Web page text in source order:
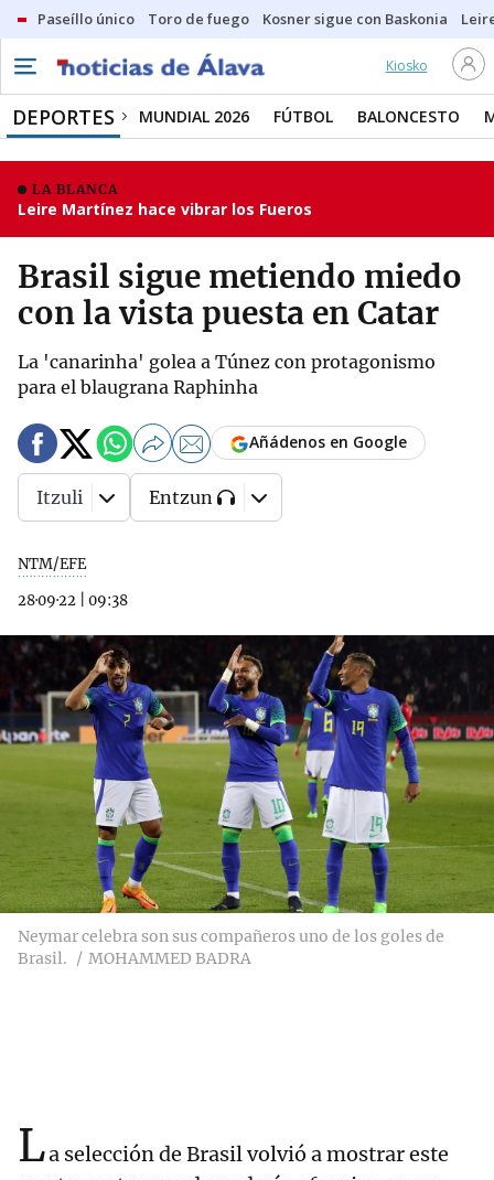
Paseíllo único Toro de fuego Kosner sigue con Baskonia
Kiosko
DEPORTES MUNDIAL 2026 FÚTBOL BALONCESTO
LA BLANCA
Leire Martínez hace vibrar los Fueros
Brasil sigue metiendo miedo
con la vista puesta en Catar
La 'canarinha' golea a Túnez con protagonismo
para el blaugrana Raphinha
NTM/EFE
28·09·22
09:38
Añádenos en Google
Itzuli Entzun
Neymar celebra son sus compañeros uno de los goles de
Brasil.
MOHAMMED BADRA
La selección de Brasil volvió a mostrar este